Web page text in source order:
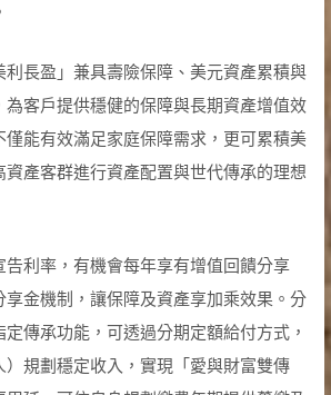
利長盈」兼具壽險保障、美元資產累積與
為客戶提供穩健的保障與長期資產增值效
僅能有效滿足家庭保障需求，更可累積美
資產客群進行資產配置與世代傳承的理想
告利率，有機會每年享有增值回饋分享
享金機制，讓保障及資產享加乘效果。分
傳承功能，可透過分期定額給付方式，
）規劃穩定收入，實現「愛與財富雙傳